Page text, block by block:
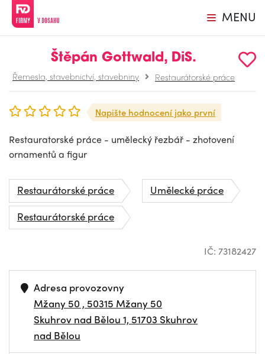
MENU
Štěpán Gottwald, DiS.
Řemesla, stavebnictví, stavebniny Restaurátorské práce
Napište hodnocení jako první
Restauratorské práce - umělecký řezbář - zhotovení
ornamentů a figur
Restaurátorské práce
Umělecké práce
Restaurátorské práce
IČ: 73182427
Adresa provozovny
Mžany 50 , 50315 Mžany 50
Skuhrov nad Bělou 1, 51703 Skuhrov
nad Bělou